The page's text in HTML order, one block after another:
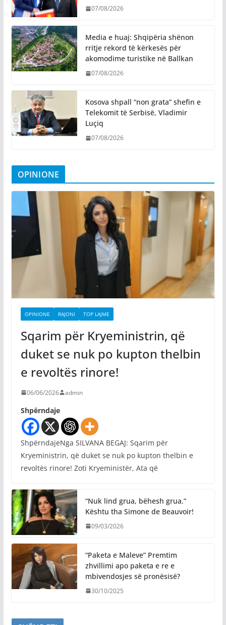
07/08/2026
Media e huaj: Shqipëria shënon
rritje rekord të kërkesës për
akomodime turistike në Ballkan
07/08/2026
Kosova shpall “non grata” shefin e
Telekomit të Serbisë, Vladimir
Luçiq
07/08/2026
OPINIONE
OPINIONE RAJONI TOP LAJME
Sqarim për Kryeministrin, që
duket se nuk po kupton thelbin
e revoltës rinore!
06/06/2026 admin
Shpërndaje
ShpërndajeNga SILVANA BEGAJ: Sqarim për
Kryeministrin, që duket se nuk po kupton thelbin e
revoltës rinore! Zoti Kryeministër, Ata që
“Nuk lind grua, bëhesh grua.”
Kështu tha Simone de Beauvoir!
09/03/2026
“Paketa e Maleve” Premtim
zhvillimi apo paketa e re e
mbivendosjes së pronësisë?
30/10/2025